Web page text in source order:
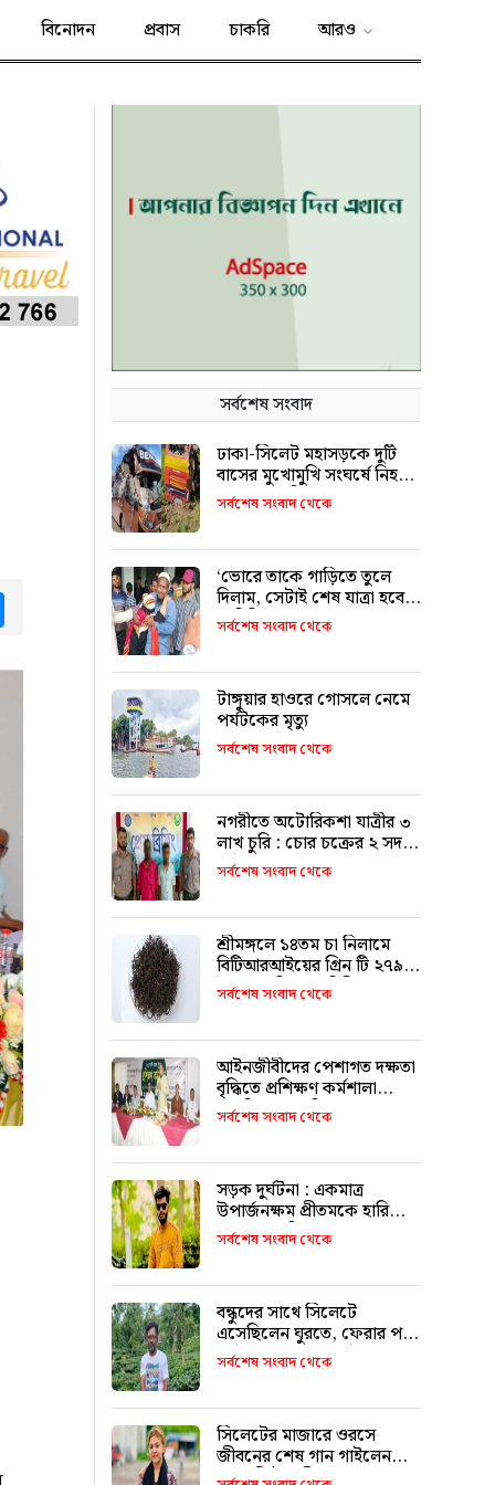
বিনোদন প্রবাস চাকরি আরও
সর্বশেষ সংবাদ
ঢাকা-সিলেট মহাসড়কে দুটি
বাসের মুখোমুখি সংঘর্ষে নিহত
৯ জনের পরিচয় শনাক্ত
সর্বশেষ সংবাদ থেকে
‘ভোরে তাকে গাড়িতে তুলে
দিলাম, সেটাই শেষ যাত্রা হবে
ভাবিনি’
সর্বশেষ সংবাদ থেকে
টাঙ্গুয়ার হাওরে গোসলে নেমে
পর্যটকের মৃত্যু
সর্বশেষ সংবাদ থেকে
নগরীতে অটোরিকশা যাত্রীর ৩
লাখ চুরি : চোর চক্রের ২ সদস্য
আটক
সর্বশেষ সংবাদ থেকে
শ্রীমঙ্গলে ১৪তম চা নিলামে
বিটিআরআইয়ের গ্রিন টি ২৭৯০
টাকা কেজি দরে বিক্রি
সর্বশেষ সংবাদ থেকে
আইনজীবীদের পেশাগত দক্ষতা
বৃদ্ধিতে প্রশিক্ষণ কর্মশালা
অপরিহার্য: এমপি এমরান
আহমদ চৌধুরী
সর্বশেষ সংবাদ থেকে
সড়ক দুর্ঘটনা : একমাত্র
উপার্জনক্ষম প্রীতমকে হারিয়ে
বাকরুদ্ধ পরিবার
সর্বশেষ সংবাদ থেকে
বন্ধুদের সাথে সিলেটে
এসেছিলেন ঘুরতে, ফেরার পথে
দুর্ঘটনায় মারা যান সাইফুল
সর্বশেষ সংবাদ থেকে
সিলেটের মাজারে ওরসে
জীবনের শেষ গান গাইলেন
পেহেলি ভৈরবী